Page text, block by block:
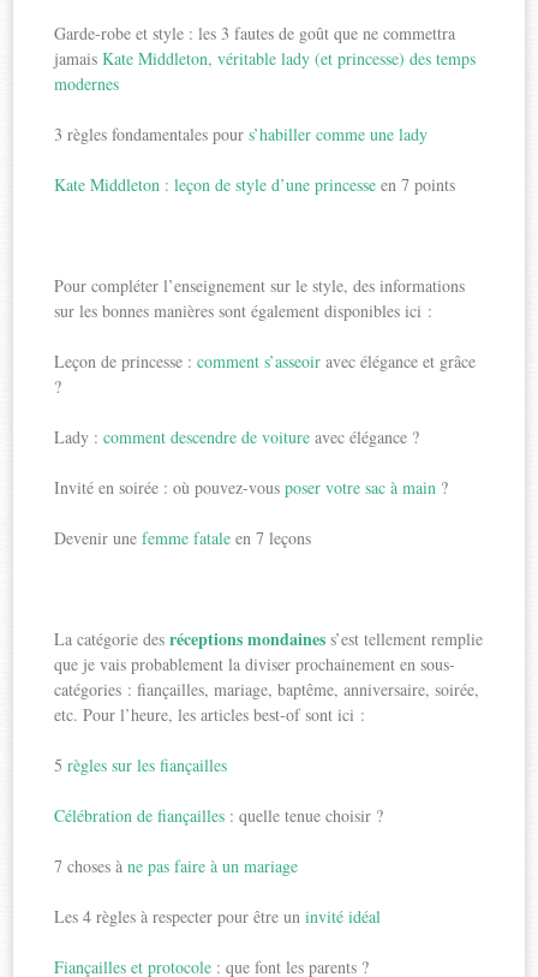
Garde-robe et style : les 3 fautes de goût que ne commettra
jamaisKate Middleton, véritable lady (et princesse) des temps
modernes
3 règles fondamentales pours’habiller comme une lady
Kate Middleton : leçon de style d’une princesse en 7 points
Pour compléter l’enseignement sur le style, des informations
sur les bonnes manières sont également disponibles ici :
Leçon de princesse :comment s’asseoir avec élégance et grâce
?
Lady :comment descendre de voiture avec élégance ?
Invité en soirée : où pouvez-vousposer votre sac à main ?
Devenir unefemme fatale en 7 leçons
La catégorie desréceptions mondaines s’est tellement remplie
que je vais probablement la diviser prochainement en sous-
catégories : fiançailles, mariage, baptême, anniversaire, soirée,
etc. Pour l’heure, les articles best-of sont ici :
5règles sur les fiançailles
Célébration de fiançailles : quelle tenue choisir ?
7 choses àne pas faire à un mariage
Les 4 règles à respecter pour être uninvité idéal
Fiançailles et protocole : que font les parents ?